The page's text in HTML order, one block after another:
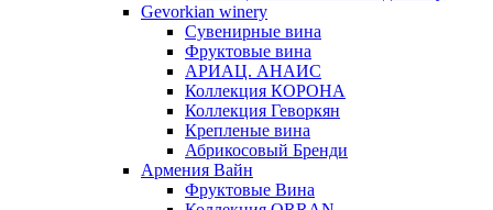
Gevorkian winery
Сувенирные вина
Фруктовые вина
АРИАЦ. АНАИС
Коллекция КОРОНА
Коллекция Геворкян
Крепленые вина
Абрикосовый Бренди
Армения Вайн
Фруктовые Вина